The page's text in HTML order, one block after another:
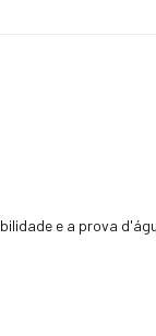
e a prova